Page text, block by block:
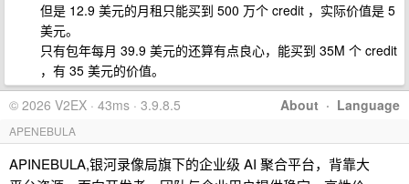
但是 12.9 美元的月租只能买到 500 万个 credit ，实际价值是 5
美元。
只有包年每月 39.9 美元的还算有点良心，能买到 35M 个 credit
，有 35 美元的价值。
About · Language
© 2026 V2EX · 43ms · 3.9.8.5
APENEBULA
APINEBULA,银河录像局旗下的企业级 AI 聚合平台，背靠大